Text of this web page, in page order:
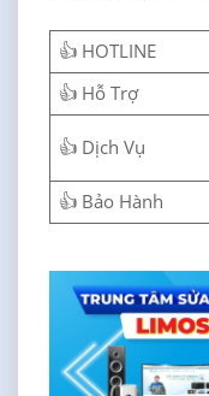
👍 HOTLINE
👍 Hỗ Trợ
👍 Dịch Vụ
👍 Bảo Hành